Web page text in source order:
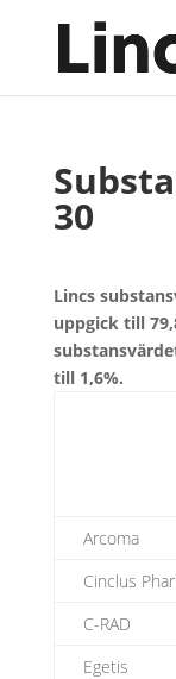
30
Lincs
uppgick till
till 1,6%.
Arcoma
Cinclus
C-RAD
Egetis